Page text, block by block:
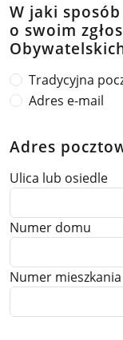
W jaki
o swoim
Tradycyjna
Adres e-mail
Adres
Ulica lub osiedle
Numer domu
Numer mieszkania